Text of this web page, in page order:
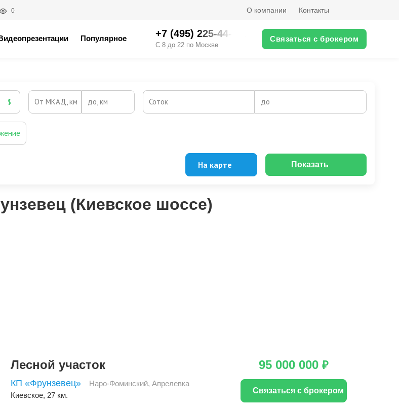
0 О компании Контакты
Популярное +7 (495) 225-44-XX
С 8 до 22 по Москве
Связаться с брокером
$ От МКАД, км до, км Соток до
На карте Показать
(Киевское шоссе)
Лесной участок
КП «Фрунзевец» Наро-Фоминский, Апрелевка
Киевское, 27 км.
95 000 000 ₽
Связаться с брокером